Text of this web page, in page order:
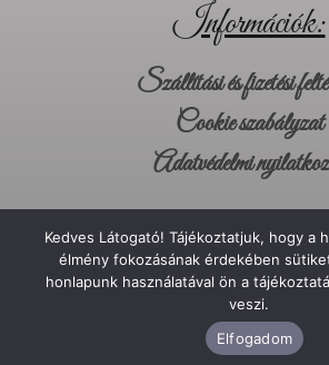
Információk:
Szállítási és fizetési
Cookie szabályzat
Adatvédelmi
Kapcsolat
+36-30-658-
Kedves Látogató! Tájékoztatjuk, hogy a
élmény fokozásának érdekében
honlapunk használatával ön a
veszi.
Elfogadom